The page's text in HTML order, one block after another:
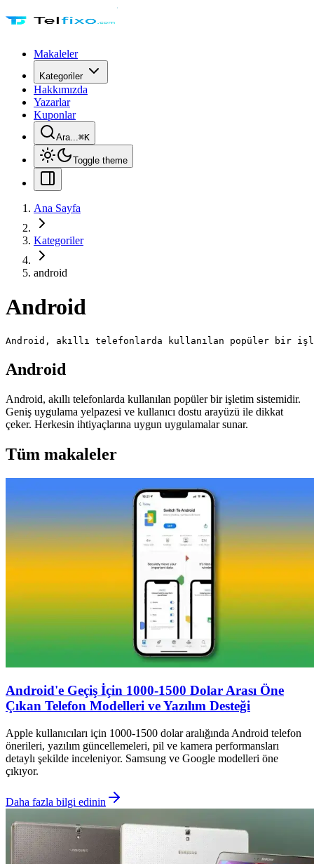
Makaleler
Kategoriler
Hakkımızda
Yazarlar
Kuponlar
Ara...⌘K
Toggle theme
Ana Sayfa
Kategoriler
android
Android
Android, akıllı telefonlarda kullanılan popüler bir
Android
Android, akıllı telefonlarda kullanılan popüler bir işletim sistemidir.
Geniş uygulama yelpazesi ve kullanıcı dostu arayüzü ile dikkat
çeker. Herkesin ihtiyaçlarına uygun uygulamalar sunar.
Tüm makaleler
Android'e Geçiş İçin 1000-1500 Dolar Arası Öne
Çıkan Telefon Modelleri ve Yazılım Desteği
Apple kullanıcıları için 1000-1500 dolar aralığında Android telefon
önerileri, yazılım güncellemeleri, pil ve kamera performansları
detaylı şekilde inceleniyor. Samsung ve Google modelleri öne
çıkıyor.
Daha fazla bilgi edinin